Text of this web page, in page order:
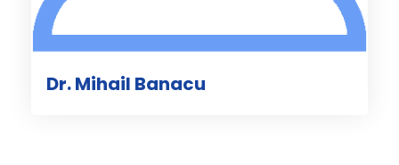
Dr. Mihail Banacu